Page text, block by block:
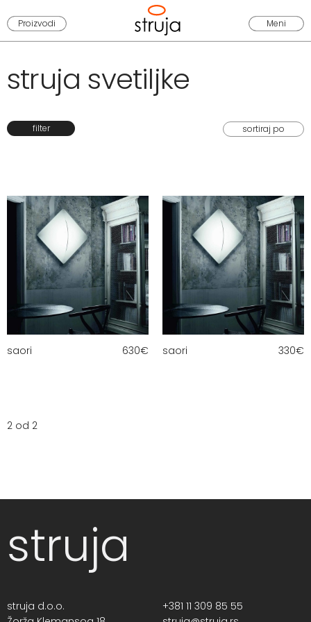
Proizvodi Meni
struja svetiljke
filter
saori 630€ saori 330€
2 od 2
struja
struja d.o.o.
+381 11 309 85 55